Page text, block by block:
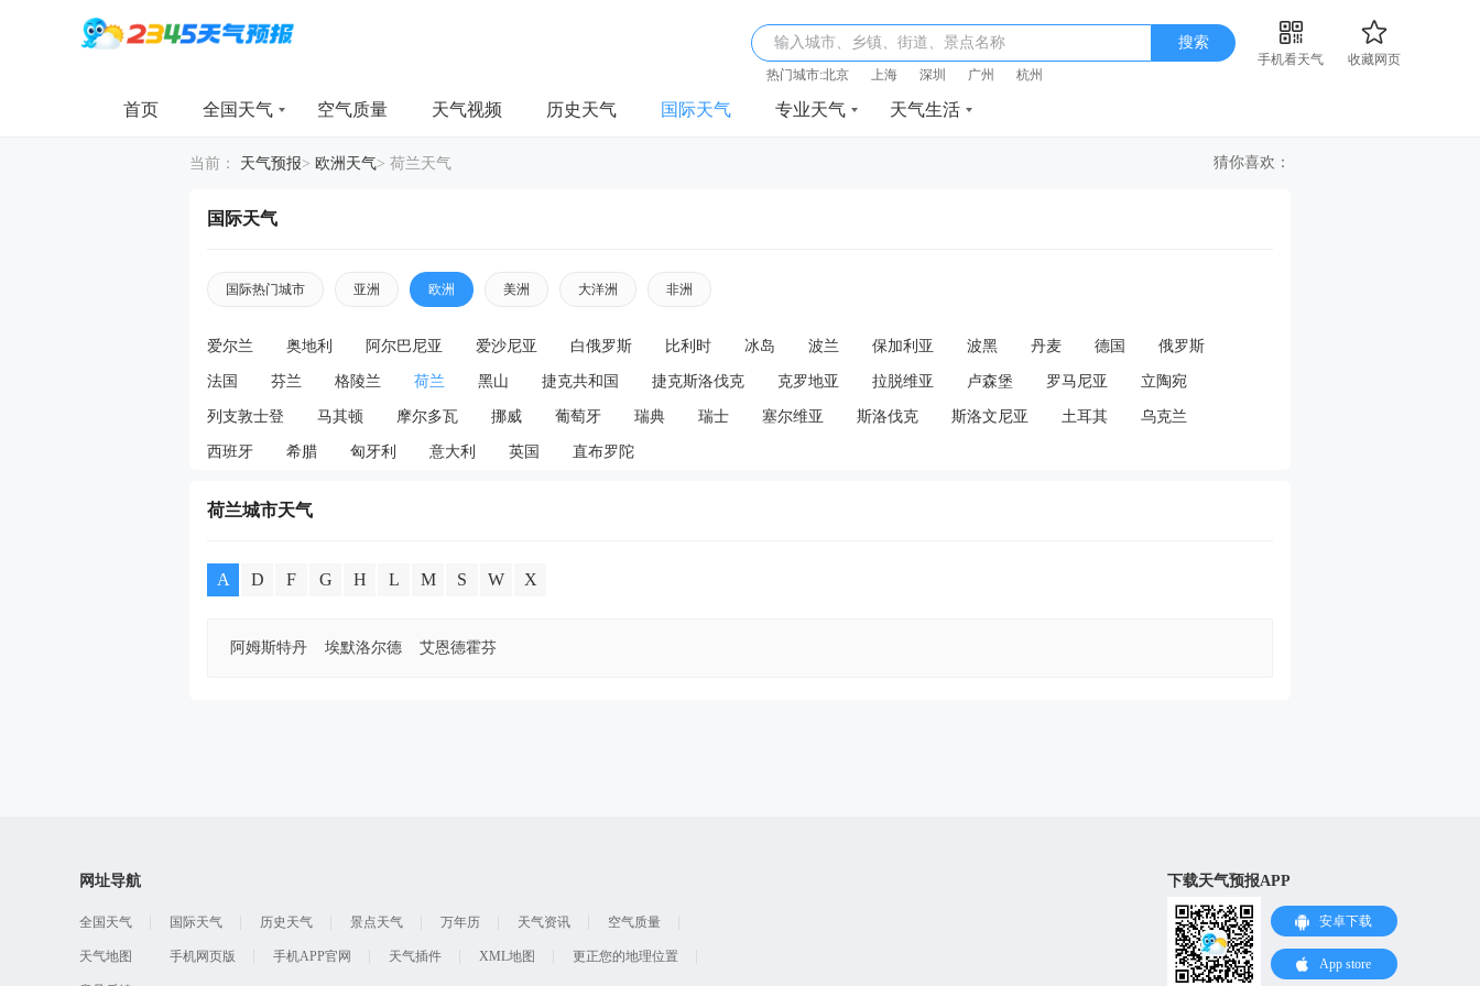
输入城市、乡镇、街道、景点名称 搜索
手机看天气
收藏网页
热门城市:北京 上海 深圳 广州 杭州
首页 全国天气 空气质量 天气视频 历史天气 国际天气 专业天气 天气生活
当前： 天气预报> 欧洲天气> 荷兰天气 猜你喜欢：
国际天气
国际热门城市 亚洲 欧洲 美洲 大洋洲 非洲
爱尔兰 奥地利 阿尔巴尼亚 爱沙尼亚 白俄罗斯 比利时 冰岛 波兰 保加利亚 波黑 丹麦 德国 俄罗斯
法国 芬兰 格陵兰 荷兰 黑山 捷克共和国 捷克斯洛伐克 克罗地亚 拉脱维亚 卢森堡 罗马尼亚 立陶宛
列支敦士登 马其顿 摩尔多瓦 挪威 葡萄牙 瑞典 瑞士 塞尔维亚 斯洛伐克 斯洛文尼亚 土耳其 乌克兰
西班牙 希腊 匈牙利 意大利 英国 直布罗陀
荷兰城市天气
A D F G H L M S W X
阿姆斯特丹 埃默洛尔德 艾恩德霍芬
网址导航
全国天气 国际天气 历史天气 景点天气 万年历 天气资讯 空气质量
天气地图 手机网页版 手机APP官网 天气插件 XML地图 更正您的地理位置
下载天气预报APP
安卓下载
App store